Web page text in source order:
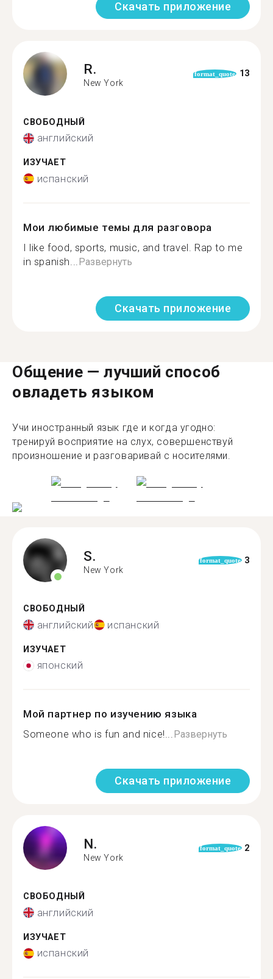
Скачать приложение
R.
New York
format_quote 13
СВОБОДНЫЙ
английский
ИЗУЧАЕТ
испанский
Мои любимые темы для разговора
I like food, sports, music, and travel. Rap to me
in spanish... Развернуть
Скачать приложение
Общение — лучший способ
овладеть языком
Учи иностранный язык где и когда угодно:
тренируй восприятие на слух, совершенствуй
произношение и разговаривай с носителями.
S.
New York
format_quote 3
СВОБОДНЫЙ
английский испанский
ИЗУЧАЕТ
японский
Мой партнер по изучению языка
Someone who is fun and nice!...Развернуть
Скачать приложение
N.
New York
format_quote 2
СВОБОДНЫЙ
английский
ИЗУЧАЕТ
испанский